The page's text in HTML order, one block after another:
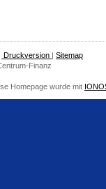
Druckversion | Sitemap
Finanz
Homepage wurde mit